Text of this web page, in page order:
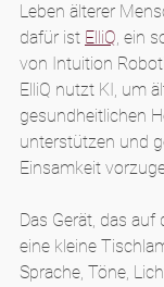
Leben älterer
dafür ist ElliQ, ein
von Intuition
ElliQ nutzt KI, um
gesundheitlichen
unterstützen und
Einsamkeit
Das Gerät, das
eine kleine
Sprache, Töne,